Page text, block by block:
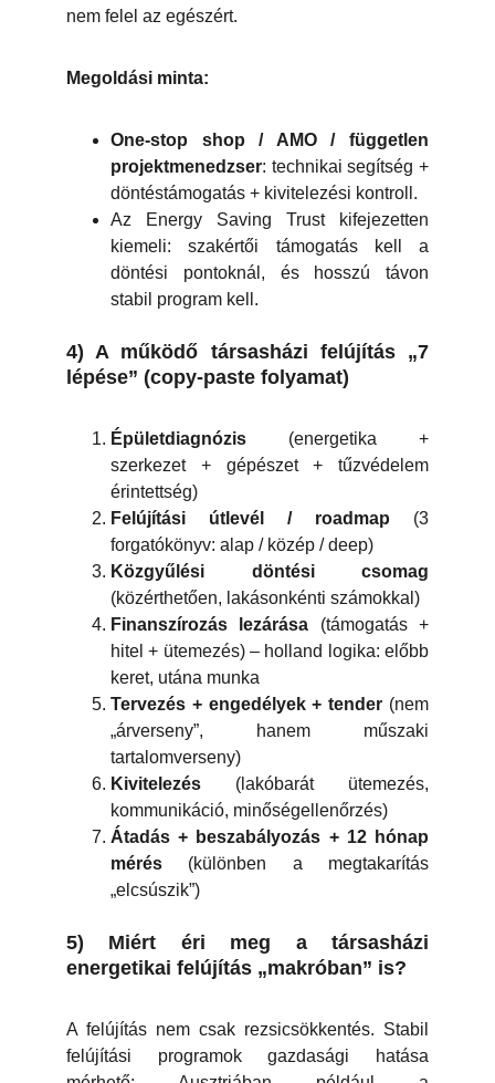
nem felel az egészért.
Megoldási minta:
One-stop shop / AMO / független
projektmenedzser: technikai segítség +
döntéstámogatás + kivitelezési kontroll.
Az Energy Saving Trust kifejezetten
kiemeli: szakértői támogatás kell a
döntési pontoknál, és hosszú távon
stabil program kell.
4) A működő társasházi felújítás „7
lépése” (copy-paste folyamat)
Épületdiagnózis (energetika +
szerkezet + gépészet + tűzvédelem
érintettség)
Felújítási útlevél / roadmap (3
forgatókönyv: alap / közép / deep)
Közgyűlési döntési csomag
(közérthetően, lakásonkénti számokkal)
Finanszírozás lezárása (támogatás +
hitel + ütemezés) – holland logika: előbb
keret, utána munka
Tervezés + engedélyek + tender (nem
„árverseny”, hanem műszaki
tartalomverseny)
Kivitelezés (lakóbarát ütemezés,
kommunikáció, minőségellenőrzés)
Átadás + beszabályozás + 12 hónap
mérés (különben a megtakarítás
„elcsúszik”)
5) Miért éri meg a társasházi
energetikai felújítás „makróban” is?
A felújítás nem csak rezsicsökkentés. Stabil
felújítási programok gazdasági hatása